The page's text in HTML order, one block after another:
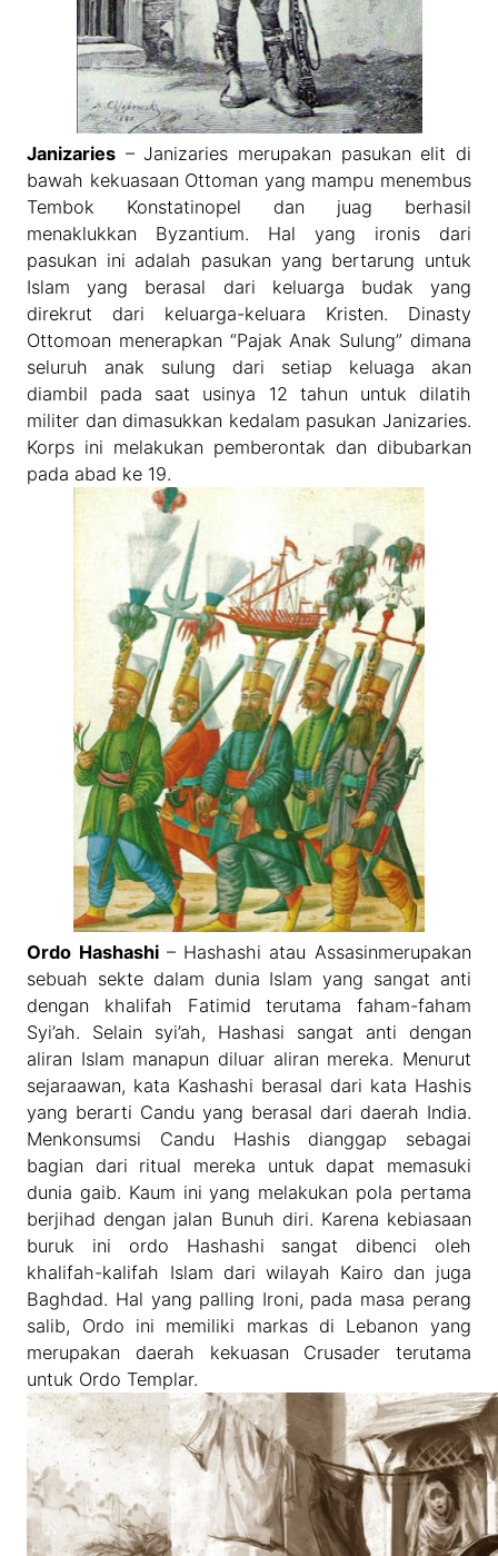
Janizaries – Janizaries merupakan pasukan elit di
bawah kekuasaan Ottoman yang mampu menembus
Tembok Konstatinopel dan juag berhasil
menaklukkan Byzantium. Hal yang ironis dari
pasukan ini adalah pasukan yang bertarung untuk
Islam yang berasal dari keluarga budak yang
direkrut dari keluarga-keluara Kristen. Dinasty
Ottomoan menerapkan “Pajak Anak Sulung” dimana
seluruh anak sulung dari setiap keluaga akan
diambil pada saat usinya 12 tahun untuk dilatih
militer dan dimasukkan kedalam pasukan Janizaries.
Korps ini melakukan pemberontak dan dibubarkan
pada abad ke 19.
Ordo Hashashi– Hashashi atau Assasinmerupakan
sebuah sekte dalam dunia Islam yang sangat anti
dengan khalifah Fatimid terutama faham-faham
Syi’ah. Selain syi’ah, Hashasi sangat anti dengan
aliran Islam manapun diluar aliran mereka. Menurut
sejaraawan, kata Kashashi berasal dari kata Hashis
yang berarti Candu yang berasal dari daerah India.
Menkonsumsi Candu Hashis dianggap sebagai
bagian dari ritual mereka untuk dapat memasuki
dunia gaib. Kaum ini yang melakukan pola pertama
berjihad dengan jalan Bunuh diri. Karena kebiasaan
buruk ini ordo Hashashi sangat dibenci oleh
khalifah-kalifah Islam dari wilayah Kairo dan juga
Baghdad. Hal yang palling Ironi, pada masa perang
salib, Ordo ini memiliki markas di Lebanon yang
merupakan daerah kekuasan Crusader terutama
untuk Ordo Templar.